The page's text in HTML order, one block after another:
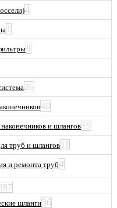
4
1
8
26
40
и шлангов 19
труб и шлангов 11
и ремонта труб4
шланги36